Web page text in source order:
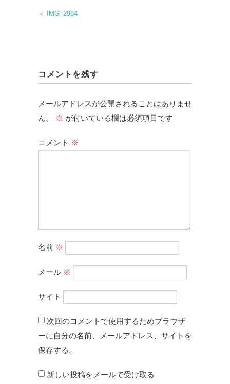
＜ IMG_2964
コメントを残す
メールアドレスが公開されることはありませ
ん。
※ が付いている欄は必須項目です
コメント ※
名前 ※
メール ※
サイト
次回のコメントで使用するためブラウザ
ーに自分の名前、メールアドレス、サイトを
保存する。
新しい投稿をメールで受け取る